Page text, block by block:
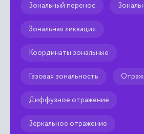
Зональный перенос
Зональная ликвация
Координаты зональные
Газовая зональность
Диффузное отражение
Зеркальное отражение